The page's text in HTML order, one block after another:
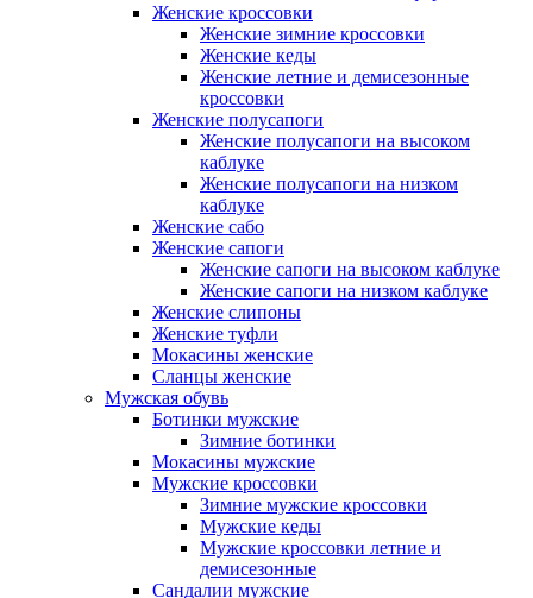
Женские кроссовки
Женские зимние кроссовки
Женские кеды
Женские летние и демисезонные
кроссовки
Женские полусапоги
Женские полусапоги на высоком
каблуке
Женские полусапоги на низком
каблуке
Женские сабо
Женские сапоги
Женские сапоги на высоком каблуке
Женские сапоги на низком каблуке
Женские слипоны
Женские туфли
Мокасины женские
Сланцы женские
Мужская обувь
Ботинки мужские
Зимние ботинки
Мокасины мужские
Мужские кроссовки
Зимние мужские кроссовки
Мужские кеды
Мужские кроссовки летние и
демисезонные
Сандалии мужские